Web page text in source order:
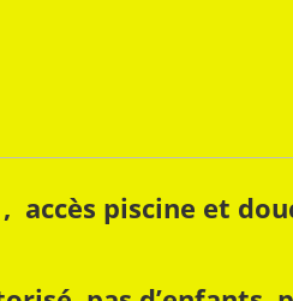
accès piscine et